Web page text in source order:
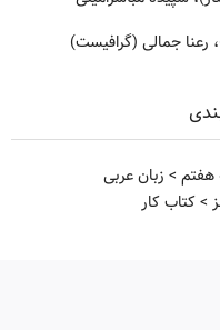
رعنا جمالی (گرافیست)
هفتم > زبان عربی
>کتاب کار